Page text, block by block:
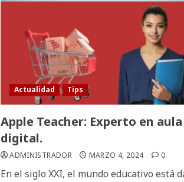
Actualidad Tips
Apple Teacher: Experto en aula
digital.
ADMINISTRADOR MARZO 4, 2024 0
En el siglo XXI, el mundo educativo está